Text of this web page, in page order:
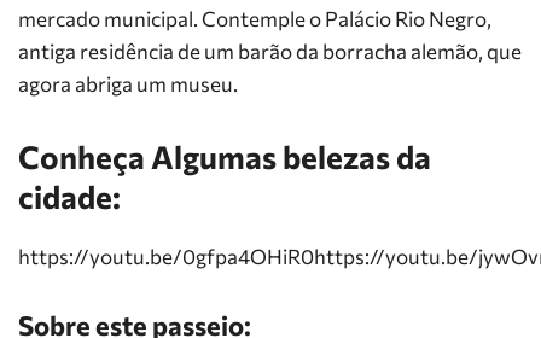
mercado municipal. Contemple o Palácio Rio Negro,
antiga residência de um barão da borracha alemão, que
agora abriga um museu.
Conheça Algumas belezas da
cidade:
https://youtu.be/0gfpa4OHiR0https://youtu.be/
Sobre este passeio: